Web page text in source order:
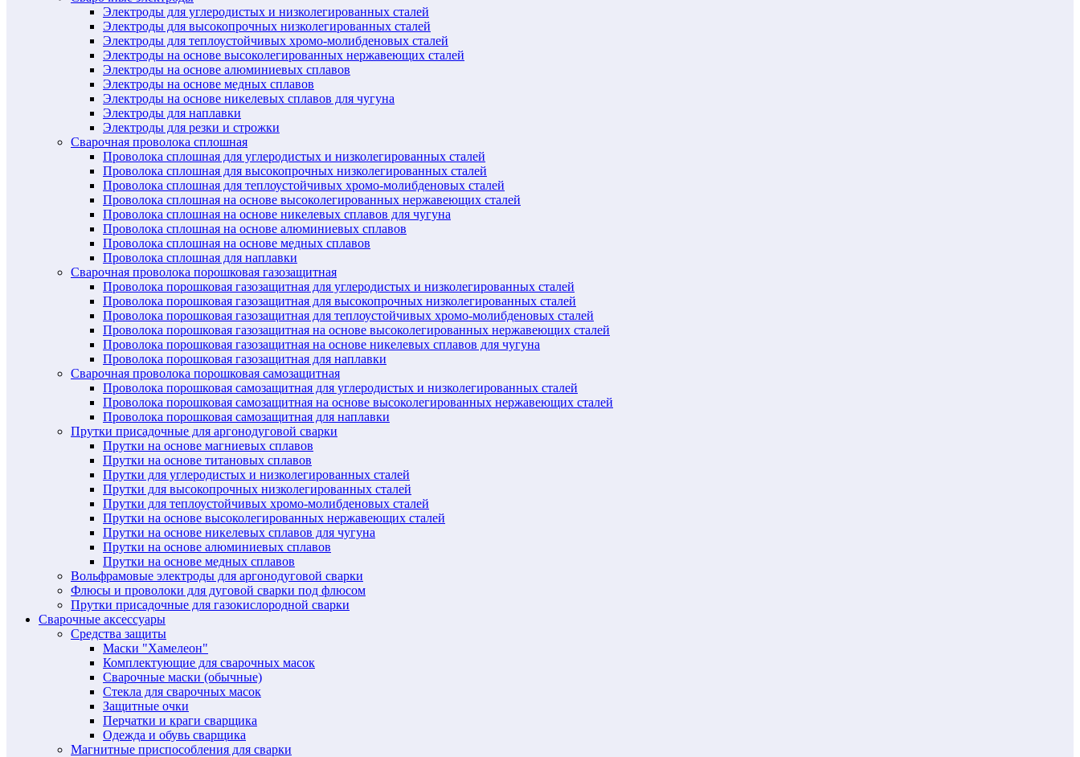
Электроды для углеродистых и низколегированных сталей
Электроды для высокопрочных низколегированных сталей
Электроды для теплоустойчивых хромо-молибденовых сталей
Электроды на основе высоколегированных нержавеющих сталей
Электроды на основе алюминиевых сплавов
Электроды на основе медных сплавов
Электроды на основе никелевых сплавов для чугуна
Электроды для наплавки
Электроды для резки и строжки
Сварочная проволока сплошная
Проволока сплошная для углеродистых и низколегированных сталей
Проволока сплошная для высокопрочных низколегированных сталей
Проволока сплошная для теплоустойчивых хромо-молибденовых сталей
Проволока сплошная на основе высоколегированных нержавеющих сталей
Проволока сплошная на основе никелевых сплавов для чугуна
Проволока сплошная на основе алюминиевых сплавов
Проволока сплошная на основе медных сплавов
Проволока сплошная для наплавки
Сварочная проволока порошковая газозащитная
Проволока порошковая газозащитная для углеродистых и низколегированных сталей
Проволока порошковая газозащитная для высокопрочных низколегированных сталей
Проволока порошковая газозащитная для теплоустойчивых хромо-молибденовых сталей
Проволока порошковая газозащитная на основе высоколегированных нержавеющих сталей
Проволока порошковая газозащитная на основе никелевых сплавов для чугуна
Проволока порошковая газозащитная для наплавки
Сварочная проволока порошковая самозащитная
Проволока порошковая самозащитная для углеродистых и низколегированных сталей
Проволока порошковая самозащитная на основе высоколегированных нержавеющих сталей
Проволока порошковая самозащитная для наплавки
Прутки присадочные для аргонодуговой сварки
Прутки на основе магниевых сплавов
Прутки на основе титановых сплавов
Прутки для углеродистых и низколегированных сталей
Прутки для высокопрочных низколегированных сталей
Прутки для теплоустойчивых хромо-молибденовых сталей
Прутки на основе высоколегированных нержавеющих сталей
Прутки на основе никелевых сплавов для чугуна
Прутки на основе алюминиевых сплавов
Прутки на основе медных сплавов
Вольфрамовые электроды для аргонодуговой сварки
Флюсы и проволоки для дуговой сварки под флюсом
Прутки присадочные для газокислородной сварки
Сварочные аксессуары
Средства защиты
Маски "Хамелеон"
Комплектующие для сварочных масок
Сварочные маски (обычные)
Стекла для сварочных масок
Защитные очки
Перчатки и краги сварщика
Одежда и обувь сварщика
Магнитные приспособления для сварки